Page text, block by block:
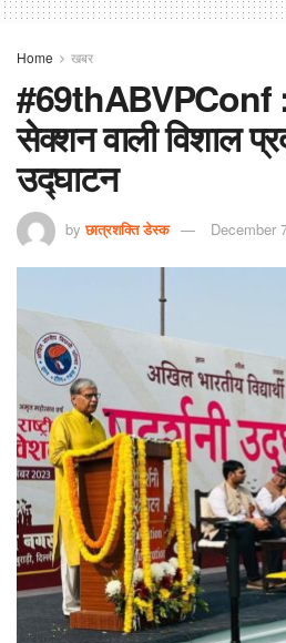
Home खबर
#69thABVPConf
सेक्शन वाली विशाल
उद्घाटन
by छात्रशक्ति डेस्क December